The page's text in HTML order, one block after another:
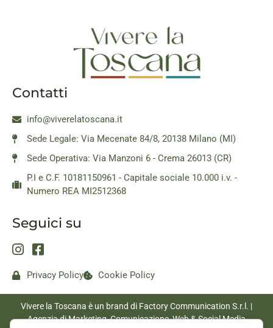
Contatti
info@viverelatoscana.it
Sede Legale: Via Mecenate 84/8, 20138 Milano (MI)
Sede Operativa: Via Manzoni 6 - Crema 26013 (CR)
P.I e C.F. 10181150961 - Capitale sociale 10.000 i.v. -
Numero REA MI2512368
Seguici su
Privacy Policy Cookie Policy
Vivere la Toscana è un brand di Factory Communication S.r.l. |
Agenzia di Marketing, Comunicazione, Web & Social Media